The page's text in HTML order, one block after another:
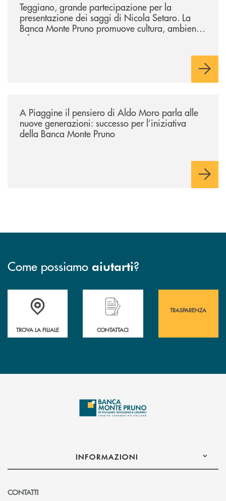
Teggiano, grande partecipazione per la
presentazione dei saggi di Nicola Setaro. La
Banca Monte Pruno promuove cultura, ambiente
e futuro
A Piaggine il pensiero di Aldo Moro parla alle
nuove generazioni: successo per l’iniziativa
della Banca Monte Pruno
Come possiamo aiutarti?
Accedi all' elenco completo&nbsp; delle&nbsp; filiali&nbsp; di Banca
TROVA LA FILIALE
Hai bisogno di assistenza immediata?
CONTATTACI
TRASPARENZA
INFORMAZIONI
CONTATTI